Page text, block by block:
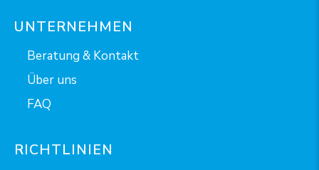
UNTERNEHMEN
Beratung & Kontakt
Über uns
FAQ
RICHTLINIEN